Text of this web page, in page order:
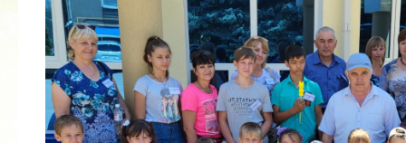
2022 ГОД ПРОВОЗГЛАШЕН ГОДОМ
МАТЕРИ В ЯКУТИИ